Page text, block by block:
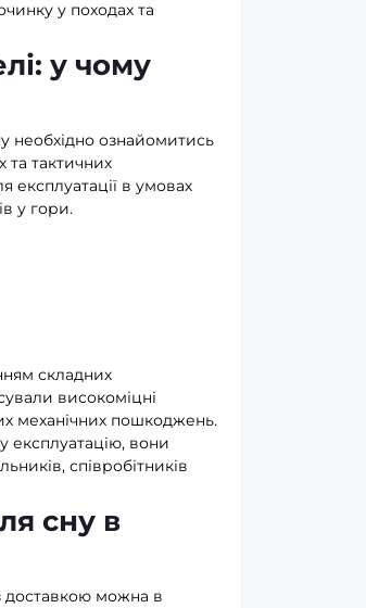
у походах та
у чому
необхідно ознайомитись
та тактичних
в умовах
у гори.
складних
високоміцні
механічних пошкоджень.
експлуатацію, вони
співробітників
сну в
доставкою можна в